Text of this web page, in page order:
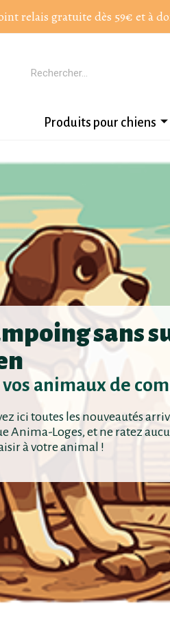
relais gratuite dès 59€ et à
Produits pour chiens
sans
animaux de
ici toutes les nouveautés
Anima-Loges, et ne ratez
à votre animal !